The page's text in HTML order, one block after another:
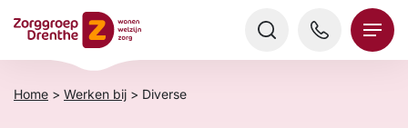
naar
content
Home > Werken bij > Diverse